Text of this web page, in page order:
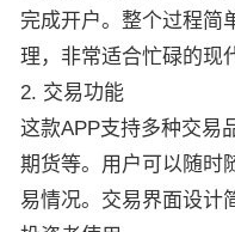
完成开户。整个过程简
理，非常适合忙碌的现
2. 交易功能
这款APP支持多种交易
期货等。用户可以随时
易情况。交易界面设计